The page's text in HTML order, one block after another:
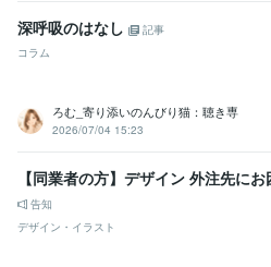
深呼吸のはなし
記事
コラム
ろむ_寄り添いのんびり猫：聴き専
2026/07/04 15:23
【同業者の方】デザイン 外注先に
告知
デザイン・イラスト